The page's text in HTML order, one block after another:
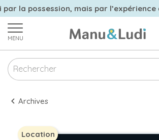
la possession, mais par l’expérience
MENU
Archives
Location